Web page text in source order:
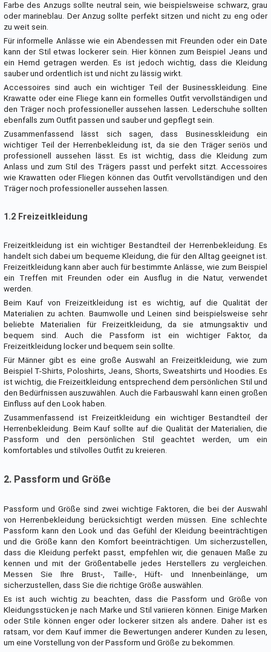
Farbe des Anzugs sollte neutral sein, wie beispielsweise schwarz, grau
oder marineblau. Der Anzug sollte perfekt sitzen und nicht zu eng oder
zu weit sein.
Für informelle Anlässe wie ein Abendessen mit Freunden oder ein Date
kann der Stil etwas lockerer sein. Hier können zum Beispiel Jeans und
ein Hemd getragen werden. Es ist jedoch wichtig, dass die Kleidung
sauber und ordentlich ist und nicht zu lässig wirkt.
Accessoires sind auch ein wichtiger Teil der Businesskleidung. Eine
Krawatte oder eine Fliege kann ein formelles Outfit vervollständigen und
den Träger noch professioneller aussehen lassen. Lederschuhe sollten
ebenfalls zum Outfit passen und sauber und gepflegt sein.
Zusammenfassend lässt sich sagen, dass Businesskleidung ein
wichtiger Teil der Herrenbekleidung ist, da sie den Träger seriös und
professionell aussehen lässt. Es ist wichtig, dass die Kleidung zum
Anlass und zum Stil des Trägers passt und perfekt sitzt. Accessoires
wie Krawatten oder Fliegen können das Outfit vervollständigen und den
Träger noch professioneller aussehen lassen.
1.2 Freizeitkleidung
Freizeitkleidung ist ein wichtiger Bestandteil der Herrenbekleidung. Es
handelt sich dabei um bequeme Kleidung, die für den Alltag geeignet ist.
Freizeitkleidung kann aber auch für bestimmte Anlässe, wie zum Beispiel
ein Treffen mit Freunden oder ein Ausflug in die Natur, verwendet
werden.
Beim Kauf von Freizeitkleidung ist es wichtig, auf die Qualität der
Materialien zu achten. Baumwolle und Leinen sind beispielsweise sehr
beliebte Materialien für Freizeitkleidung, da sie atmungsaktiv und
bequem sind. Auch die Passform ist ein wichtiger Faktor, da
Freizeitkleidung locker und bequem sein sollte.
Für Männer gibt es eine große Auswahl an Freizeitkleidung, wie zum
Beispiel T-Shirts, Poloshirts, Jeans, Shorts, Sweatshirts und Hoodies. Es
ist wichtig, die Freizeitkleidung entsprechend dem persönlichen Stil und
den Bedürfnissen auszuwählen. Auch die Farbauswahl kann einen großen
Einfluss auf den Look haben.
Zusammenfassend ist Freizeitkleidung ein wichtiger Bestandteil der
Herrenbekleidung. Beim Kauf sollte auf die Qualität der Materialien, die
Passform und den persönlichen Stil geachtet werden, um ein
komfortables und stilvolles Outfit zu kreieren.
2. Passform und Größe
Passform und Größe sind zwei wichtige Faktoren, die bei der Auswahl
von Herrenbekleidung berücksichtigt werden müssen. Eine schlechte
Passform kann den Look und das Gefühl der Kleidung beeinträchtigen
und die Größe kann den Komfort beeinträchtigen. Um sicherzustellen,
dass die Kleidung perfekt passt, empfehlen wir, die genauen Maße zu
kennen und mit der Größentabelle jedes Herstellers zu vergleichen.
Messen Sie Ihre Brust-, Taille-, Hüft- und Innenbeinlänge, um
sicherzustellen, dass Sie die richtige Größe auswählen.
Es ist auch wichtig zu beachten, dass die Passform und Größe von
Kleidungsstücken je nach Marke und Stil variieren können. Einige Marken
oder Stile können enger oder lockerer sitzen als andere. Daher ist es
ratsam, vor dem Kauf immer die Bewertungen anderer Kunden zu lesen,
um eine Vorstellung von der Passform und Größe zu bekommen.